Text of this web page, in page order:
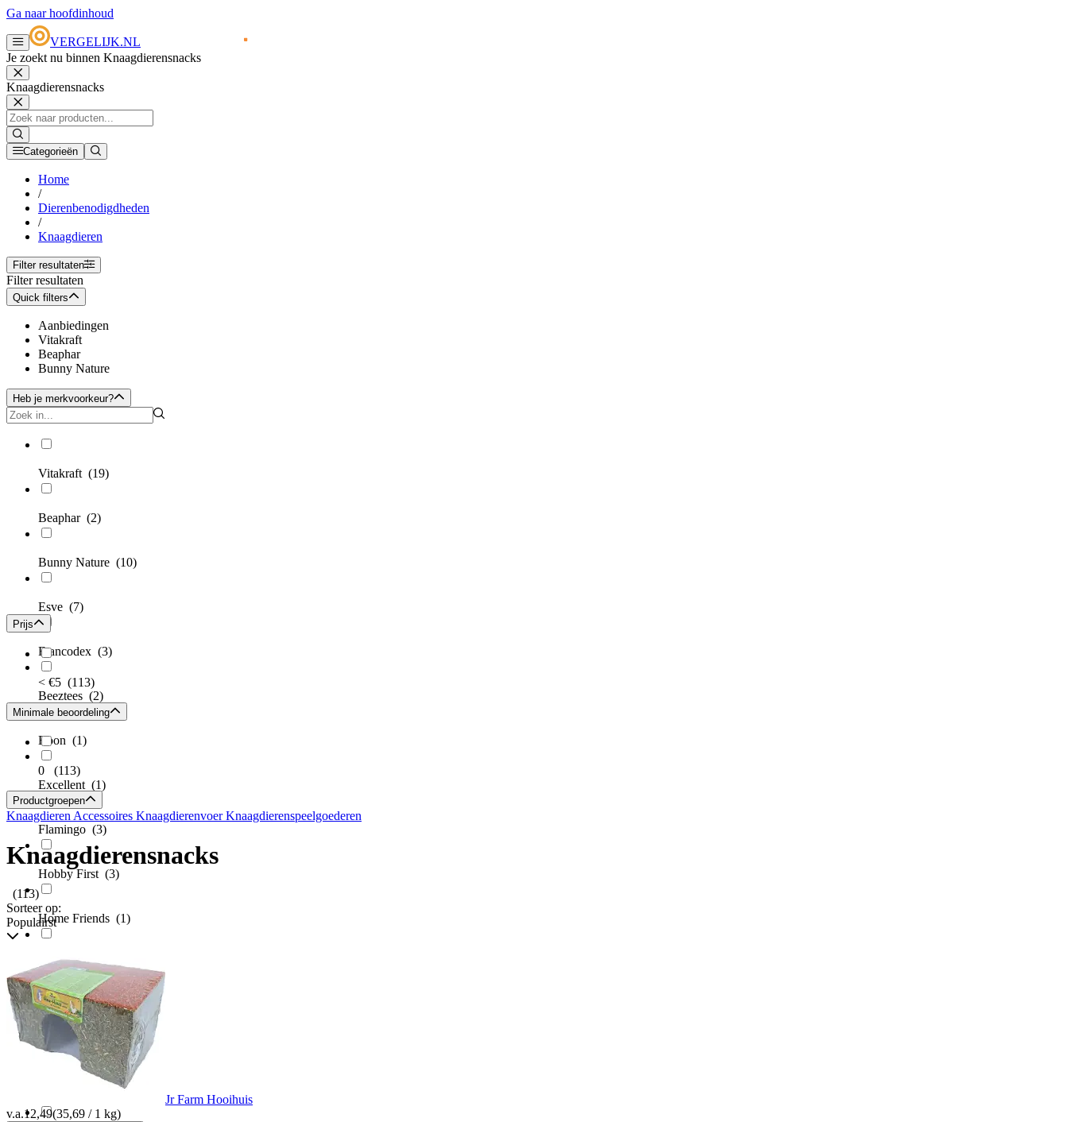
Ga naar hoofdinhoud
VERGELIJK.NL
Je zoekt nu binnen Knaagdierensnacks
Knaagdierensnacks
Categorieën
Home
/
Dierenbenodigdheden
/
Knaagdieren
Filter resultaten
Filter resultaten
Quick filters
Aanbiedingen
Vitakraft
Beaphar
Bunny Nature
Heb je merkvoorkeur?
Vitakraft (19)
Beaphar (2)
Bunny Nature (10)
Esve (7)
Francodex (3)
Beeztees (2)
Boon (1)
Excellent (1)
Flamingo (3)
Hobby First (3)
Home Friends (1)
Intratuin(2)
Jr Farm(16)
Konacorn(4)
Prijs
< €5 (113)
Minimale beoordeling
0 (113)
Productgroepen
Knaagdieren Accessoires KnaagdierenvoerKnaagdierenspeelgoederen
Knaagdierensnacks
(113)
Sorteer op:
Populairst
Jr Farm Hooihuis
v.a.12,49(35,69 / 1 kg)